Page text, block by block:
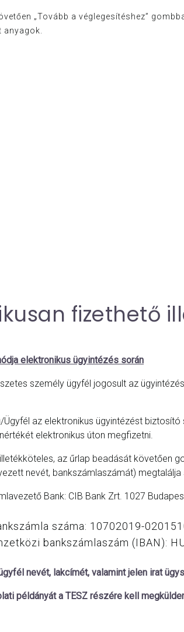
„Tovább a véglegesítéshez”
fizethető
elektronikus ügyintézés során
személy ügyfél jogosult az
az elektronikus ügyintézést
elektronikus úton megfizetni.
az űrlap beadását követően
nevét, bankszámlaszámát) megtalálja
Bank: CIB Bank Zrt. 1027
száma: 10702019-
bankszámlaszám (IBAN):
nevét, lakcímét, valamint jelen irat
példányát a TESZ részére kell